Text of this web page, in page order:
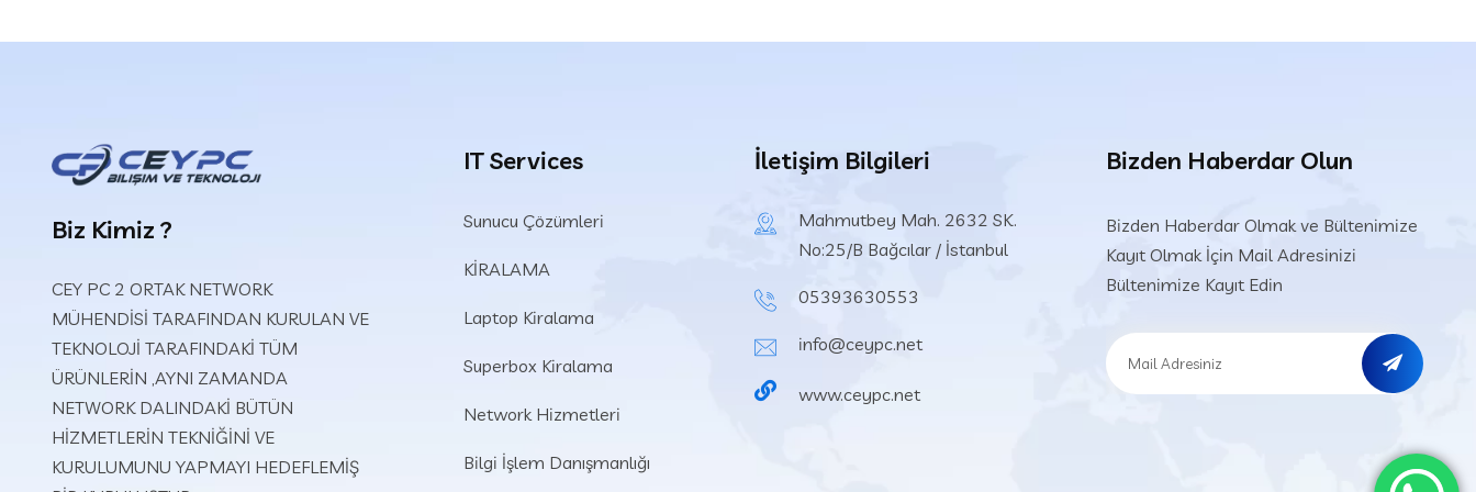
Biz Kimiz ?
CEY PC 2 ORTAK NETWORK
MÜHENDİSİ TARAFINDAN KURULAN VE
TEKNOLOJİ TARAFINDAKİ TÜM
ÜRÜNLERİN ,AYNI ZAMANDA
NETWORK DALINDAKİ BÜTÜN
HİZMETLERİN TEKNİĞİNİ VE
KURULUMUNU YAPMAYI HEDEFLEMİŞ
IT Services
Sunucu Çözümleri
KİRALAMA
Laptop Kiralama
Superbox Kiralama
Network Hizmetleri
Bilgi İşlem Danışmanlığı
İletişim Bilgileri
Mahmutbey Mah. 2632 SK.
No:25/B Bağcılar / İstanbul
05393630553
info@ceypc.net
www.ceypc.net
Bizden Haberdar Olun
Bizden Haberdar Olmak ve Bültenimize
Kayıt Olmak İçin Mail Adresinizi
Bültenimize Kayıt Edin